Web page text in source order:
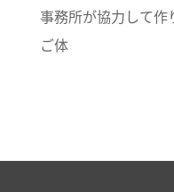
事務所が協力して作
ご体